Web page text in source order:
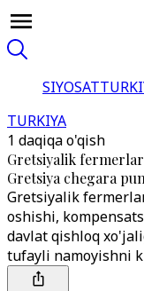
SIYOSAT
TURKIYA
1 daqiqa o'qish
Gretsiyalik
Gretsiya chegara
Gretsiyalik
oshishi,
davlat qishloq
tufayli namoyishni